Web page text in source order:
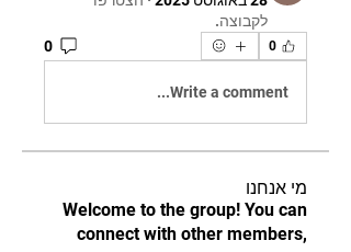
לקבוצה.
0
0
Write a comment...
מי אנחנו
Welcome to the group! You can
connect with other members,